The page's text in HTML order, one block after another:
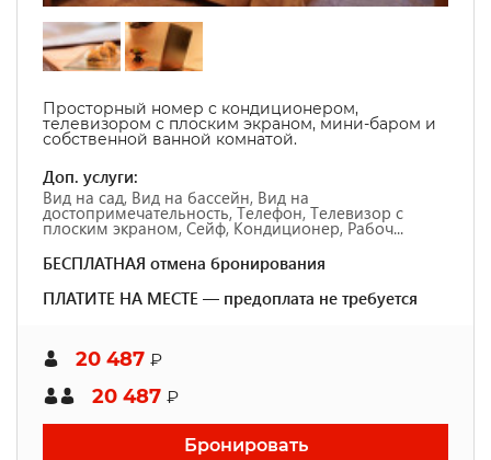
Просторный номер с кондиционером,
телевизором с плоским экраном, мини-баром и
собственной ванной комнатой.
Доп. услуги:
Вид на сад, Вид на бассейн, Вид на
достопримечательность, Телефон, Телевизор с
плоским экраном, Сейф, Кондиционер, Рабоч...
БЕСПЛАТНАЯ отмена бронирования
ПЛАТИТЕ НА МЕСТЕ — предоплата не требуется
20 487 ₽
20 487 ₽
Бронировать